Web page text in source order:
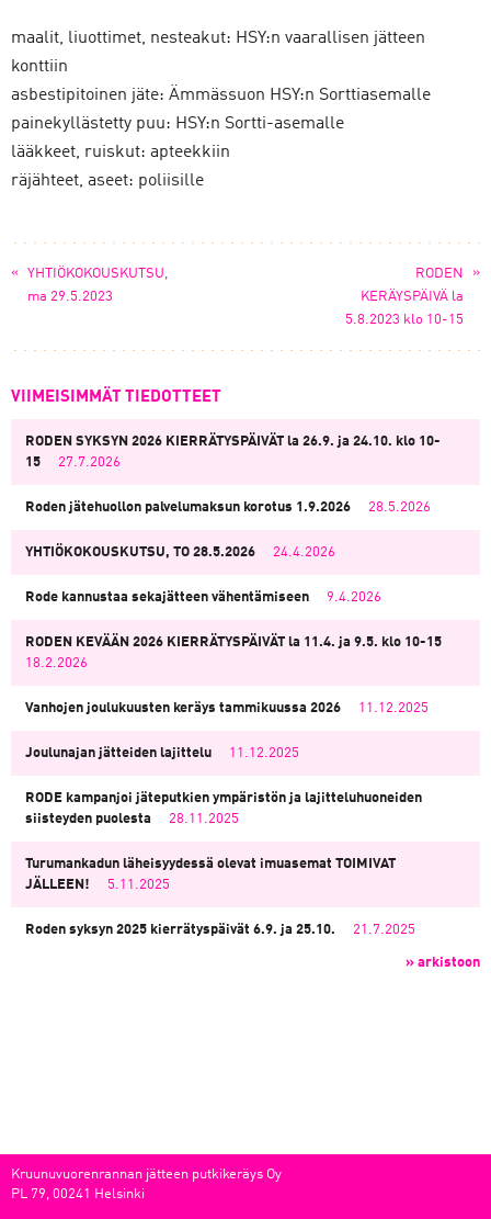
maalit, liuottimet, nesteakut: HSY:n vaarallisen jätteen
konttiin
asbestipitoinen jäte: Ämmässuon HSY:n Sorttiasemalle
painekyllästetty puu: HSY:n Sortti-asemalle
lääkkeet, ruiskut: apteekkiin
räjähteet, aseet: poliisille
«
YHTIÖKOKOUSKUTSU,
ma 29.5.2023
RODEN
KERÄYSPÄIVÄ la
5.8.2023 klo 10-15
»
VIIMEISIMMÄT TIEDOTTEET
RODEN SYKSYN 2026 KIERRÄTYSPÄIVÄT la 26.9. ja 24.10. klo 10-
15
27.7.2026
Roden jätehuollon palvelumaksun korotus 1.9.2026 28.5.2026
YHTIÖKOKOUSKUTSU, TO 28.5.2026 24.4.2026
Rode kannustaa sekajätteen vähentämiseen 9.4.2026
RODEN KEVÄÄN 2026 KIERRÄTYSPÄIVÄT la 11.4. ja 9.5. klo 10-15
18.2.2026
Vanhojen joulukuusten keräys tammikuussa 2026 11.12.2025
Joulunajan jätteiden lajittelu 11.12.2025
RODE kampanjoi jäteputkien ympäristön ja lajitteluhuoneiden
siisteyden puolesta
28.11.2025
Turumankadun läheisyydessä olevat imuasemat TOIMIVAT
JÄLLEEN!
5.11.2025
Roden syksyn 2025 kierrätyspäivät 6.9. ja 25.10. 21.7.2025
» arkistoon
Kruunuvuorenrannan jätteen putkikeräys Oy
PL 79, 00241 Helsinki